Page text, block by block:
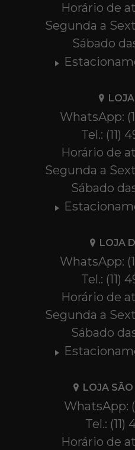
Horário de
Segunda a
Sábado
WhatsApp:
Tel.: (11)
Horário de
Segunda a
Sábado
LOJA
WhatsApp:
Tel.: (11)
Horário de
Segunda a
Sábado
LOJA
WhatsApp:
Tel.: (11)
Horário de